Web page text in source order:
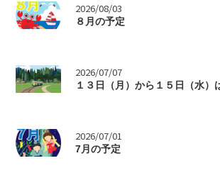
> 2026/08/03
８月の予定
> 2026/07/07
１３日（月）から１５日（水）
> 2026/07/01
7月の予定